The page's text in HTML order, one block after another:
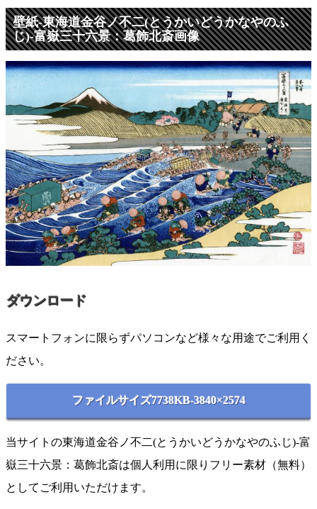
壁紙-東海道金谷ノ不二(とうかいどうかなやのふ
じ)-富嶽三十六景：葛飾北斎画像
ダウンロード
スマートフォンに限らずパソコンなど様々な用途でご利用く
ださい。
ファイルサイズ7738KB-3840×2574
当サイトの東海道金谷ノ不二(とうかいどうかなやのふじ)-富
嶽三十六景：葛飾北斎は個人利用に限りフリー素材（無料）
としてご利用いただけます。